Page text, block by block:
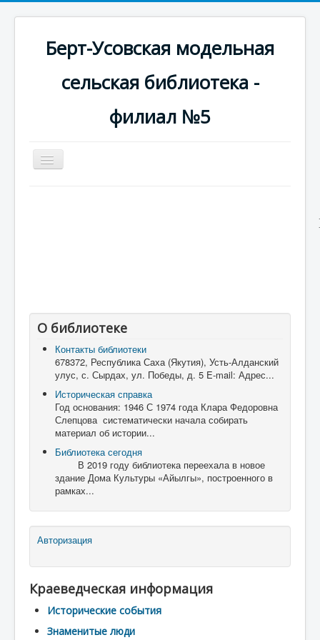
Берт-Усовская модельная
сельская библиотека -
филиал №5
Включить/
выключить
О библиотеке
Контакты библиотеки
678372, Республика Саха (Якутия), Усть-Алданский
улус, с. Сырдах, ул. Победы, д. 5 E-mail: Адрес...
Историческая справка
Год основания: 1946 С 1974 года Клара Федоровна
Слепцова систематически начала собирать
материал об истории...
Библиотека сегодня
В 2019 году библиотека переехала в новое
здание Дома Культуры «Айылгы», построенного в
рамках...
Авторизация
Краеведческая информация
Исторические события
Знаменитые люди